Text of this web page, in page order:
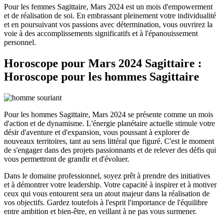
Pour les femmes Sagittaire, Mars 2024 est un mois d'empowerment
et de réalisation de soi. En embrassant pleinement votre individualité
et en poursuivant vos passions avec détermination, vous ouvrirez la
voie à des accomplissements significatifs et à l'épanouissement
personnel.
Horoscope pour Mars 2024 Sagittaire :
Horoscope pour les hommes Sagittaire
Pour les hommes Sagittaire, Mars 2024 se présente comme un mois
d'action et de dynamisme. L'énergie planétaire actuelle stimule votre
désir d'aventure et d'expansion, vous poussant à explorer de
nouveaux territoires, tant au sens littéral que figuré. C'est le moment
de s'engager dans des projets passionnants et de relever des défis qui
vous permettront de grandir et d'évoluer.
Dans le domaine professionnel, soyez prêt à prendre des initiatives
et à démontrer votre leadership. Votre capacité à inspirer et à motiver
ceux qui vous entourent sera un atout majeur dans la réalisation de
vos objectifs. Gardez toutefois à l'esprit l'importance de l'équilibre
entre ambition et bien-être, en veillant à ne pas vous surmener.